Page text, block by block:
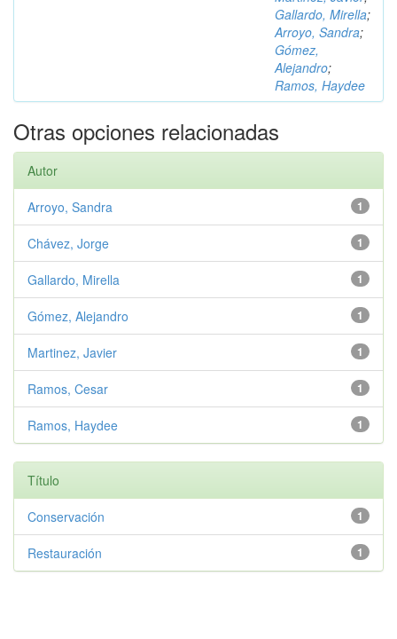
Gallardo, Mirella;
Arroyo, Sandra;
Gómez,
Alejandro;
Ramos, Haydee
Otras opciones relacionadas
Autor
1
Arroyo, Sandra
1
Chávez, Jorge
1
Gallardo, Mirella
1
Gómez, Alejandro
1
Martinez, Javier
1
Ramos, Cesar
1
Ramos, Haydee
Título
1
Conservación
1
Restauración